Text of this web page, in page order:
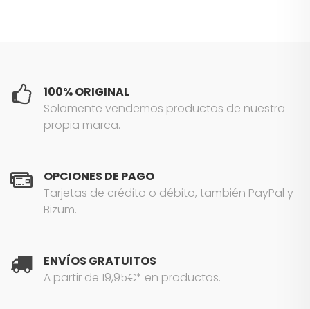
100% ORIGINAL
Solamente vendemos productos de nuestra
propia marca.
OPCIONES DE PAGO
Tarjetas de crédito o débito, también PayPal y
Bizum.
ENVÍOS GRATUITOS
A partir de 19,95€* en productos.